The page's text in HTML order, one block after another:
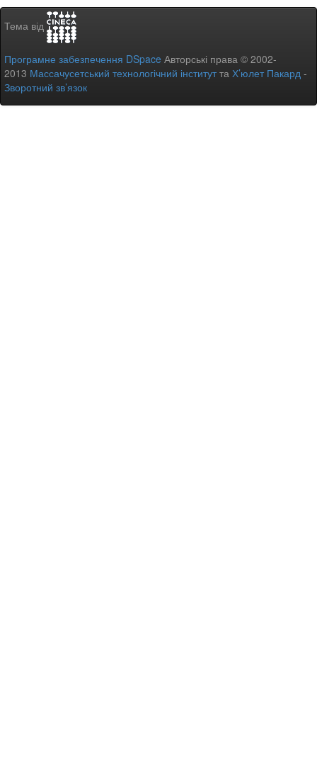
Тема від
Програмне забезпечення DSpace Авторські права © 2002-
2013 Массачусетський технологічний інститутта Х’юлет Пакард -
Зворотний зв’язок